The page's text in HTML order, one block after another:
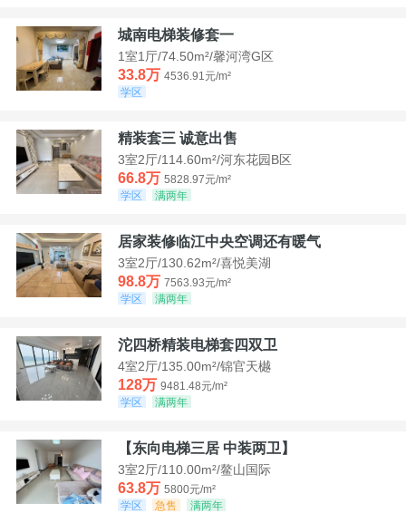
城南电梯装修套一
1室1厅/74.50m²/馨河湾G区
33.8万 4536.91元/m²
学区
精装套三 诚意出售
3室2厅/114.60m²/河东花园B区
66.8万 5828.97元/m²
学区
满两年
居家装修临江中央空调还有暖气
3室2厅/130.62m²/喜悦美湖
98.8万 7563.93元/m²
学区
满两年
沱四桥精装电梯套四双卫
4室2厅/135.00m²/锦官天樾
128万 9481.48元/m²
学区
满两年
【东向电梯三居 中装两卫】
3室2厅/110.00m²/鳌山国际
63.8万 5800元/m²
学区
急售 满两年